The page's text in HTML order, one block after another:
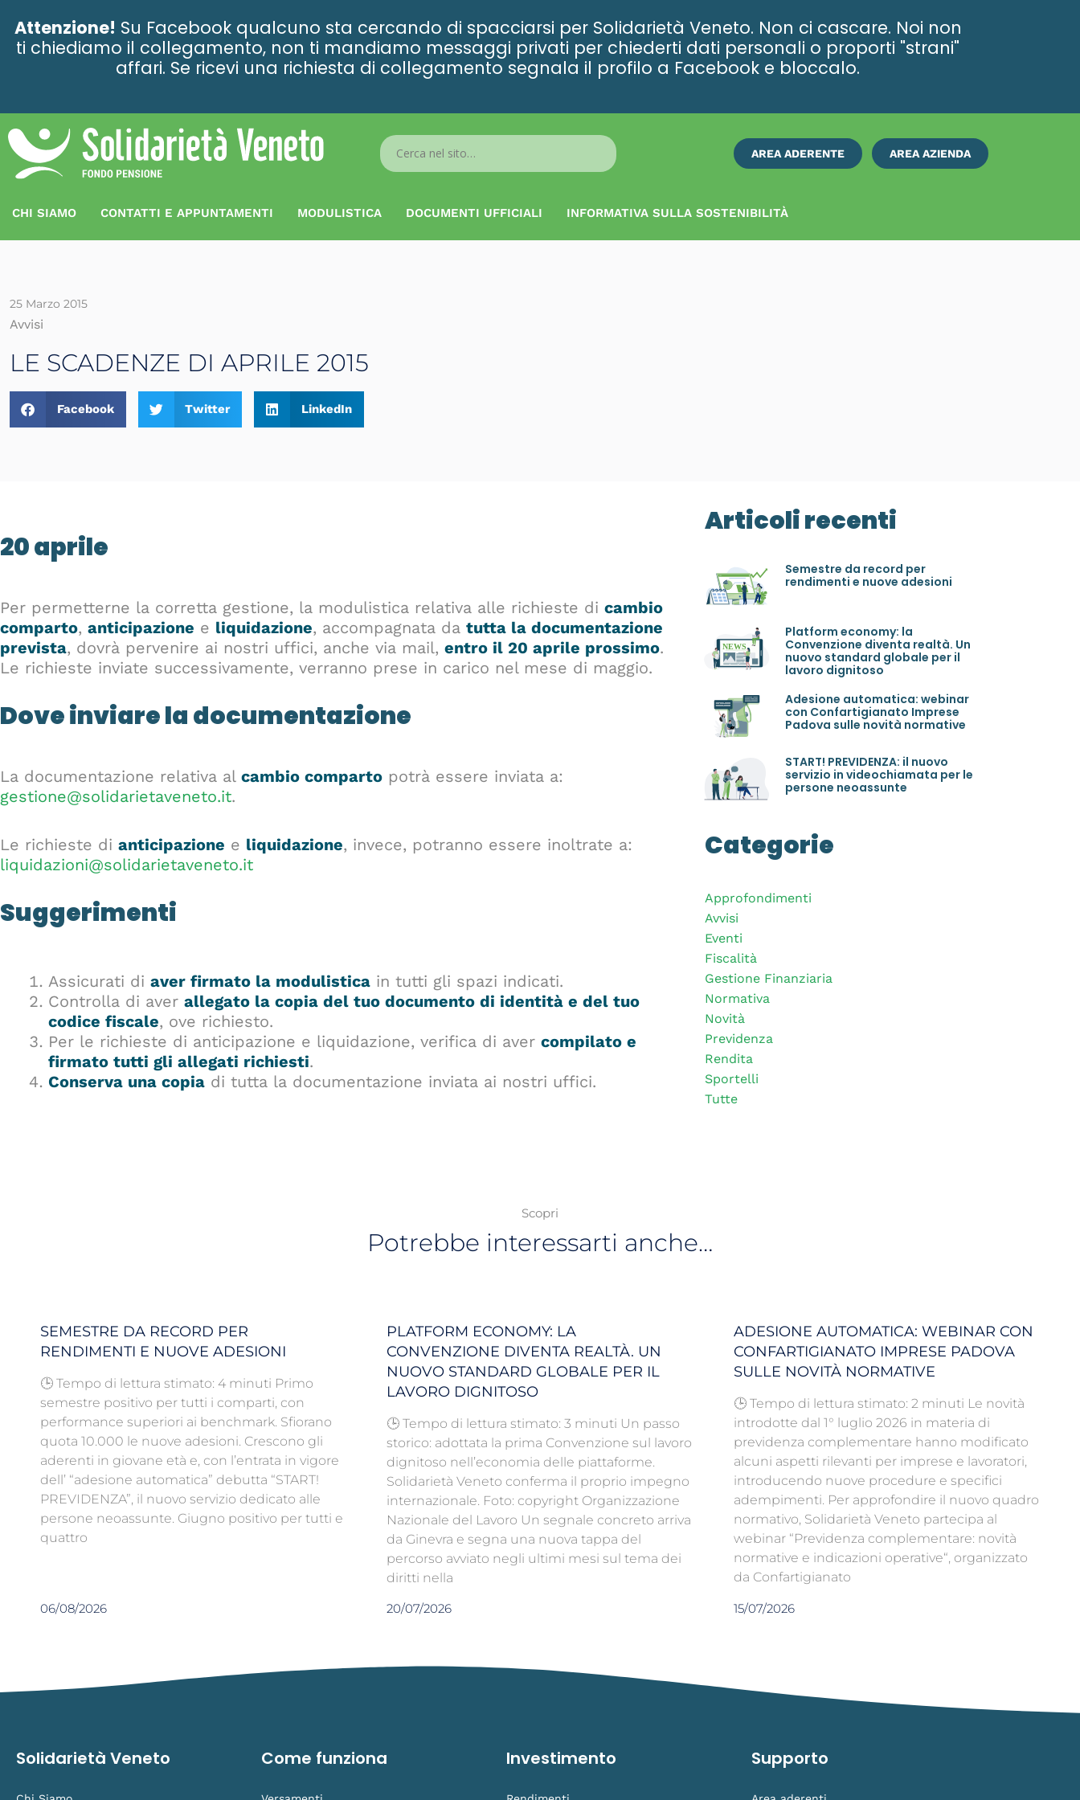
Attenzione! Su Facebook qualcuno sta cercando di spacciarsi per Solidarietà Veneto. Non ci cascare. Noi non
ti chiediamo il collegamento, non ti mandiamo messaggi privati per chiederti dati personali o proporti "strani"
affari. Se ricevi una richiesta di collegamento segnala il profilo a Facebook e bloccalo.
Search
...
AREA ADERENTE AREA AZIENDA
CHI SIAMO CONTATTI E APPUNTAMENTI MODULISTICA DOCUMENTI UFFICIALI INFORMATIVA SULLA SOSTENIBILITÀ
ISCRIVITI
25 Marzo 2015
Avvisi
LE SCADENZE DI APRILE 2015
Facebook Twitter LinkedIn
20 aprile
Per permetterne la corretta gestione, la modulistica relativa alle richieste di cambio
comparto, anticipazione e liquidazione, accompagnata da tutta la documentazione
prevista, dovrà pervenire ai nostri uffici, anche via mail, entro il 20 aprile prossimo.
Le richieste inviate successivamente, verranno prese in carico nel mese di maggio.
Dove inviare la documentazione
La documentazione relativa al cambio comparto potrà essere inviata a:
gestione@solidarietaveneto.it.
Le richieste di anticipazione e liquidazione, invece, potranno essere inoltrate a:
liquidazioni@solidarietaveneto.it
Suggerimenti
Assicurati di aver firmato la modulistica in tutti gli spazi indicati.
Controlla di aver allegato la copia del tuo documento di identità e del tuo
codice fiscale, ove richiesto.
Per le richieste di anticipazione e liquidazione, verifica di aver compilato e
firmato tutti gli allegati richiesti.
Conserva una copia di tutta la documentazione inviata ai nostri uffici.
Articoli recenti
Semestre da record per
rendimenti e nuove adesioni
Platform economy: la
Convenzione diventa realtà. Un
nuovo standard globale per il
lavoro dignitoso
Adesione automatica: webinar
con Confartigianato Imprese
Padova sulle novità normative
START! PREVIDENZA: il nuovo
servizio in videochiamata per le
persone neoassunte
Categorie
Approfondimenti
Avvisi
Eventi
Fiscalità
Gestione Finanziaria
Normativa
Novità
Previdenza
Rendita
Sportelli
Tutte
Scopri
Potrebbe interessarti anche…
SEMESTRE DA RECORD PER
RENDIMENTI E NUOVE ADESIONI
🕒 Tempo di lettura stimato: 4 minuti Primo
semestre positivo per tutti i comparti, con
performance superiori ai benchmark. Sfiorano
quota 10.000 le nuove adesioni. Crescono gli
aderenti in giovane età e, con l’entrata in vigore
dell’ “adesione automatica” debutta “START!
PREVIDENZA”, il nuovo servizio dedicato alle
persone neoassunte. Giugno positivo per tutti e
quattro
06/08/2026
PLATFORM ECONOMY: LA
CONVENZIONE DIVENTA REALTÀ. UN
NUOVO STANDARD GLOBALE PER IL
LAVORO DIGNITOSO
🕒 Tempo di lettura stimato: 3 minuti Un passo
storico: adottata la prima Convenzione sul lavoro
dignitoso nell’economia delle piattaforme.
Solidarietà Veneto conferma il proprio impegno
internazionale. Foto: copyright Organizzazione
Nazionale del Lavoro Un segnale concreto arriva
da Ginevra e segna una nuova tappa del
percorso avviato negli ultimi mesi sul tema dei
diritti nella
20/07/2026
ADESIONE AUTOMATICA: WEBINAR CON
CONFARTIGIANATO IMPRESE PADOVA
SULLE NOVITÀ NORMATIVE
🕒 Tempo di lettura stimato: 2 minuti Le novità
introdotte dal 1° luglio 2026 in materia di
previdenza complementare hanno modificato
alcuni aspetti rilevanti per imprese e lavoratori,
introducendo nuove procedure e specifici
adempimenti. Per approfondire il nuovo quadro
normativo, Solidarietà Veneto partecipa al
webinar “Previdenza complementare: novità
normative e indicazioni operative“, organizzato
da Confartigianato
15/07/2026
Solidarietà Veneto Come funziona Investimento Supporto